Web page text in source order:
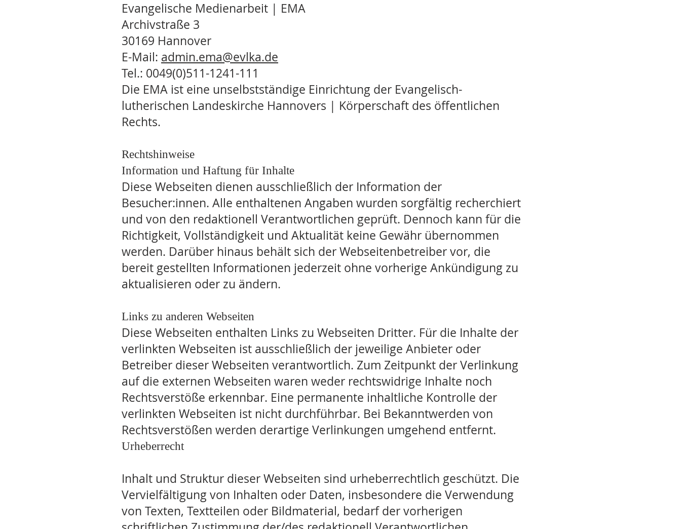
Evangelische Medienarbeit | EMA
Archivstraße 3
30169 Hannover
E-Mail: admin.ema@evlka.de
Tel.: 0049(0)511-1241-111
Die EMA ist eine unselbstständige Einrichtung der Evangelisch-
lutherischen Landeskirche Hannovers | Körperschaft des öffentlichen
Rechts.
Rechtshinweise
Information und Haftung für Inhalte
Diese Webseiten dienen ausschließlich der Information der
Besucher:innen. Alle enthaltenen Angaben wurden sorgfältig recherchiert
und von den redaktionell Verantwortlichen geprüft. Dennoch kann für die
Richtigkeit, Vollständigkeit und Aktualität keine Gewähr übernommen
werden. Darüber hinaus behält sich der Webseitenbetreiber vor, die
bereit gestellten Informationen jederzeit ohne vorherige Ankündigung zu
aktualisieren oder zu ändern.
Links zu anderen Webseiten
Diese Webseiten enthalten Links zu Webseiten Dritter. Für die Inhalte der
verlinkten Webseiten ist ausschließlich der jeweilige Anbieter oder
Betreiber dieser Webseiten verantwortlich. Zum Zeitpunkt der Verlinkung
auf die externen Webseiten waren weder rechtswidrige Inhalte noch
Rechtsverstöße erkennbar. Eine permanente inhaltliche Kontrolle der
verlinkten Webseiten ist nicht durchführbar. Bei Bekanntwerden von
Rechtsverstößen werden derartige Verlinkungen umgehend entfernt.
Urheberrecht
Inhalt und Struktur dieser Webseiten sind urheberrechtlich geschützt. Die
Vervielfältigung von Inhalten oder Daten, insbesondere die Verwendung
von Texten, Textteilen oder Bildmaterial, bedarf der vorherigen